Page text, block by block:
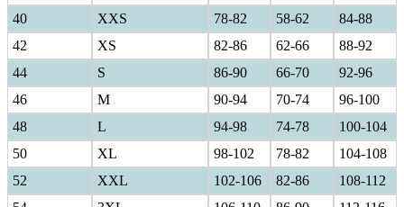
40
ХXS 78-82 58-62
84-88
42
XS 82-86 62-66
88-92
44
S 86-90 66-70
92-96
46
M 90-94 70-74
96-100
48
L 94-98 74-78
100-104
50
XL 98-102 78-82
104-108
52
XXL 102-106 82-86
108-112